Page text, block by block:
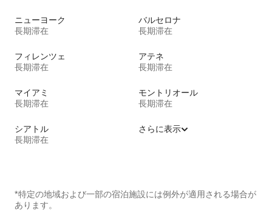
ニューヨーク
長期滞在
バルセロナ
長期滞在
フィレンツェ
長期滞在
アテネ
長期滞在
マイアミ
長期滞在
モントリオール
長期滞在
シアトル
長期滞在
さらに表示
*特定の地域および一部の宿泊施設には例外が適用される場合が
あります。